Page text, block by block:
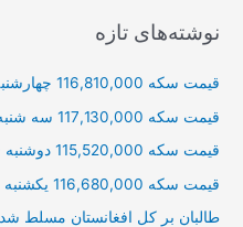
ب
ر
ا
نوشته‌های تازه
قیمت سکه 116,810,000 چهارشنبه ۱۴۰۰/۷/۲۸
قیمت سکه 117,130,000 سه شنبه ۱۴۰۰/۷/۲۷
قیمت سکه 115,520,000 دوشنبه ۱۴۰۰/۷/۲۶
قیمت سکه 116,680,000 یکشنبه ۱۴۰۰/۷/۲۵
طالبان بر كل افغانستان مسلط شد